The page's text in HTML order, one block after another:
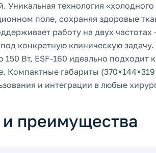
Уникальная технология
поле, сохраняя здоровые
работу на двух
конкретную клиническую
Вт, ESF-160 идеально
Компактные габариты
и интеграции в любые
преимущества